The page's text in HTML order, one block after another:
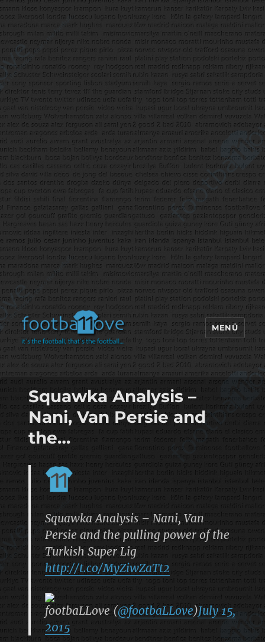
footbaLLove
MENÜ
Squawka Analysis –
Nani, Van Persie and
the…
Squawka Analysis – Nani, Van
Persie and the pulling power of the
Turkish Super Lig
http://t.co/MyZiwZaTt2
footbaLLove (@footbaLLove)July 15,
2015